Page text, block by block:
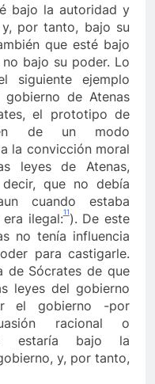
bajo la autoridad y
por tanto, bajo su
que esté bajo
bajo su poder. Lo
siguiente ejemplo
gobierno de Atenas
el prototipo de
de un modo
la convicción moral
leyes de Atenas,
que no debía
cuando estaba
ilegal:11). De este
no tenía influencia
para castigarle.
de Sócrates de que
leyes del gobierno
el gobierno -por
racional o
estaría bajo la
y, por tanto,